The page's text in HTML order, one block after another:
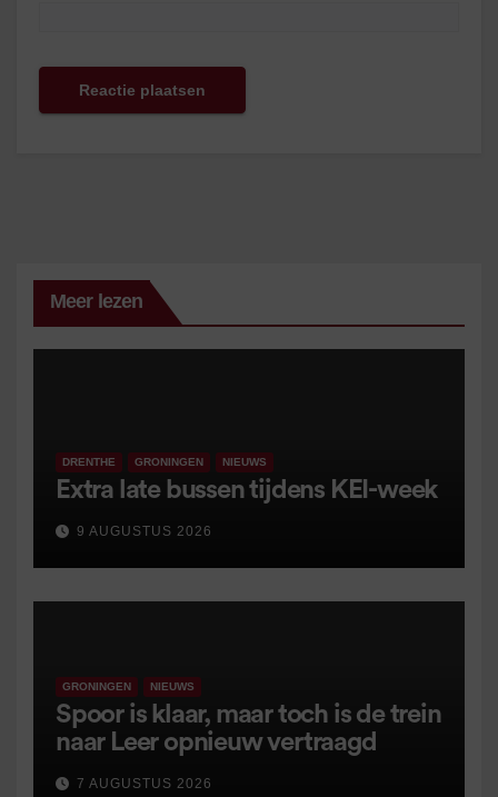
Meer lezen
DRENTHE GRONINGEN NIEUWS
Extra late bussen tijdens KEI-week
9 AUGUSTUS 2026
GRONINGEN NIEUWS
Spoor is klaar, maar toch is de trein
naar Leer opnieuw vertraagd
7 AUGUSTUS 2026